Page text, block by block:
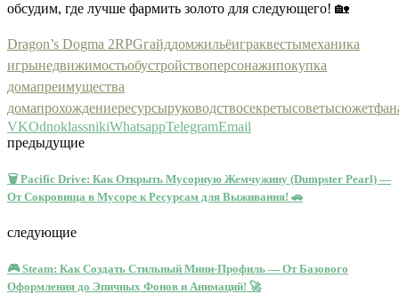
обсудим, где лучше фармить золото для следующего! 🏡
Dragon’s Dogma 2RPGгайддомжильёиграквестымеханика
игрынедвижимостьобустройствоперсонажипокупка
домапреимущества
домапрохождениересурсыруководствосекретысоветысюжет
VKOdnoklassnikiWhatsappTelegramEmail
предыдущие
🗑️ Pacific Drive: Как Открыть Мусорную Жемчужину (Dumpster Pearl) —
От Сокровища в Мусоре к Ресурсам для Выживания! 🚗
следующие
🎮 Steam: Как Создать Стильный Мини-Профиль — От Базового
Оформления до Эпичных Фонов и Анимаций! 🚀